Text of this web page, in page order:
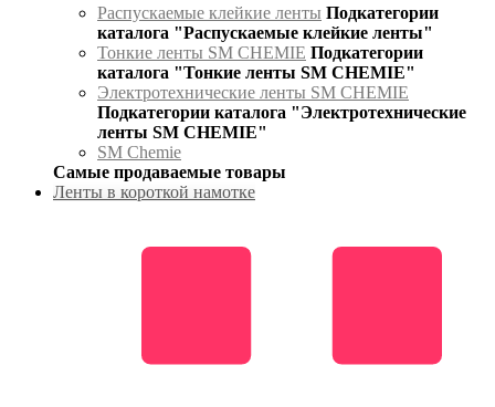
Распускаемые клейкие ленты Подкатегории
каталога "Распускаемые клейкие ленты"
Тонкие ленты SM CHEMIE Подкатегории
каталога "Тонкие ленты SM CHEMIE"
Электротехнические ленты SM CHEMIE
Подкатегории каталога "Электротехнические
ленты SM CHEMIE"
SM Chemie
Самые продаваемые товары
Ленты в короткой намотке